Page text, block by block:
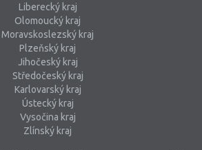
Liberecký kraj
Olomoucký kraj
Moravskoslezský kraj
Plzeňský kraj
Jihočeský kraj
Středočeský kraj
Karlovarský kraj
Ústecký kraj
Vysočina kraj
Zlínský kraj